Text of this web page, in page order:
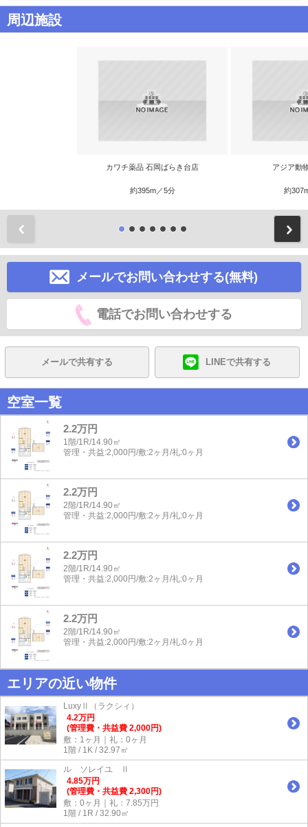
周辺施設
カワチ薬品 石岡ばらき台店
約395m／5分
アジア動
約
メールでお問い合わせする(無料)
電話でお問い合わせする
メールで共有する LINEで共有する
空室一覧
2.2万円
1階/1R/14.90㎡
管理・共益:2,000円/敷:2ヶ月/礼:0ヶ月
2.2万円
2階/1R/14.90㎡
管理・共益:2,000円/敷:2ヶ月/礼:0ヶ月
2.2万円
2階/1R/14.90㎡
管理・共益:2,000円/敷:2ヶ月/礼:0ヶ月
2.2万円
2階/1R/14.90㎡
管理・共益:2,000円/敷:2ヶ月/礼:0ヶ月
エリアの近い物件
LuxyⅡ（ラクシィ）
4.2万円
(管理費・共益費 2,000円)
敷：1ヶ月｜礼：0ヶ月
1階 / 1K / 32.97㎡
ル ソレイユ Ⅱ
4.85万円
(管理費・共益費 2,300円)
敷：0ヶ月｜礼：7.85万円
1階 / 1R / 32.90㎡